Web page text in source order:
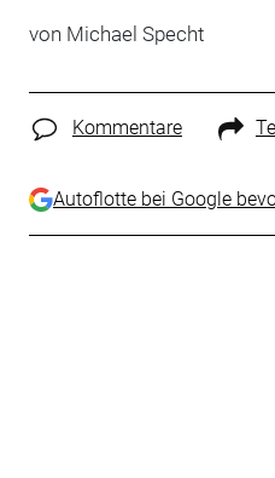
von Michael Specht
Kommentare
Autoflotte bei Google